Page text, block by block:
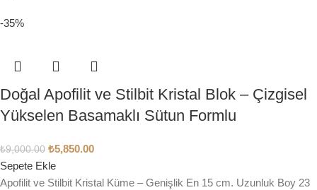
-35%
Doğal Apofilit ve Stilbit Kristal Blok – Çizgisel
Yükselen Basamaklı Sütun Formlu
₺9,000.00 ₺5,850.00
Sepete Ekle
Apofilit ve Stilbit Kristal Küme – Genişlik En 15 cm. Uzunluk Boy 23